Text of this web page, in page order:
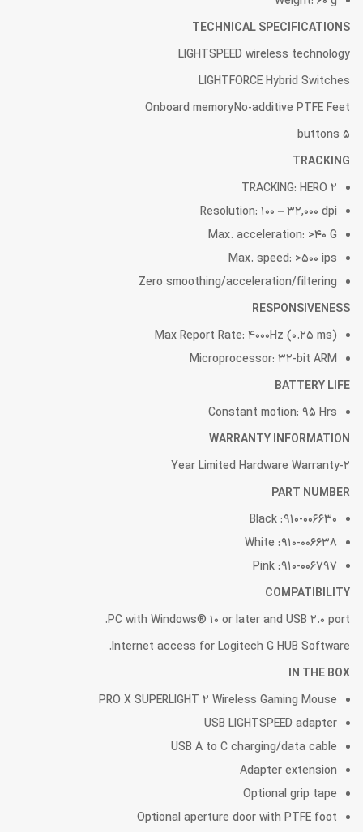
TECHNICAL SPECIFICATIONS
LIGHTSPEED wireless technology
LIGHTFORCE Hybrid Switches
Onboard memory No-additive PTFE Feet
5 buttons
TRACKING
TRACKING: HERO 2
Resolution: 100 – 32,000 dpi
Max. acceleration: >40 G
Max. speed: >500 ips
Zero smoothing/acceleration/filtering
RESPONSIVENESS
Max Report Rate: 4000Hz (0.25 ms)
Microprocessor: 32-bit ARM
BATTERY LIFE
Constant motion: 95 Hrs
WARRANTY INFORMATION
2-Year Limited Hardware Warranty
PART NUMBER
Black : 910-006630
White : 910-006638
Pink : 910-006797
COMPATIBILITY
PC with Windows® 10 or later and USB 2.0 port.
Internet access for Logitech G HUB Software.
IN THE BOX
PRO X SUPERLIGHT 2 Wireless Gaming Mouse
USB LIGHTSPEED adapter
USB A to C charging/data cable
Adapter extension
Optional grip tape
Optional aperture door with PTFE foot